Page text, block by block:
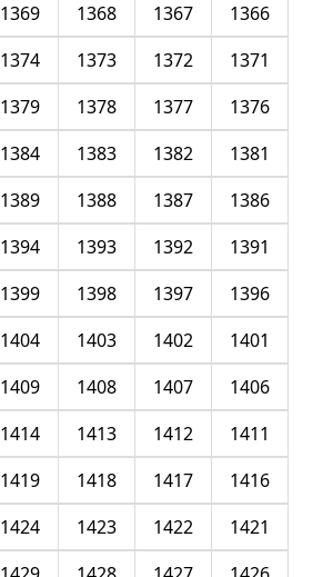
1366
1367
1368
1369
1371
1372
1373
1374
1376
1377
1378
1379
1381
1382
1383
1384
1386
1387
1388
1389
1391
1392
1393
1394
1396
1397
1398
1399
1401
1402
1403
1404
1406
1407
1408
1409
1411
1412
1413
1414
1416
1417
1418
1419
1421
1422
1423
1424